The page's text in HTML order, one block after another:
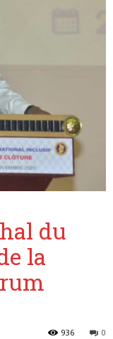
du
la
0
936